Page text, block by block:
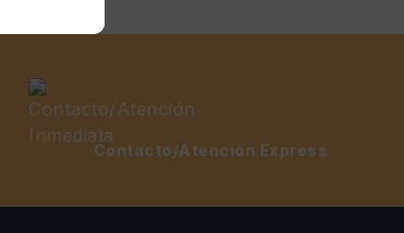
Contacto/Atención Express